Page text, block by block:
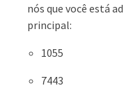
nós que você está
principal:
1055
7443